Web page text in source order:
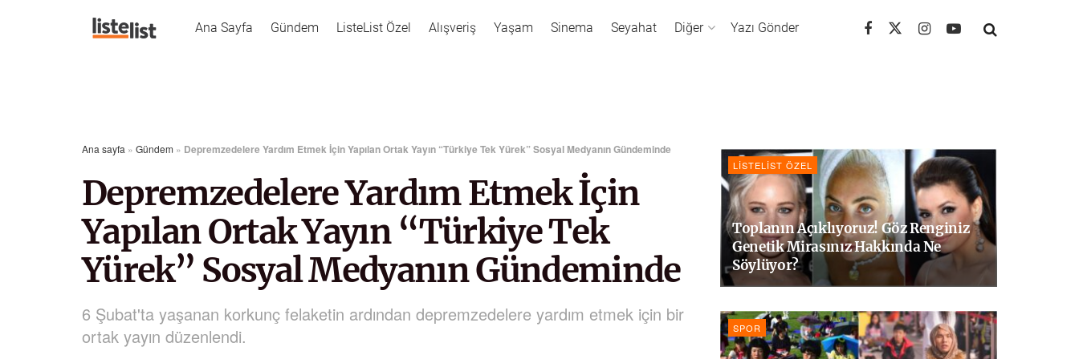
Ana Sayfa Gündem ListeList Özel Alışveriş Yaşam Sinema Seyahat Diğer Yazı Gönder
Ana sayfa » Gündem » Depremzedelere Yardım Etmek İçin Yapılan Ortak Yayın “Türkiye Tek Yürek” Sosyal Medyanın Gündeminde
Depremzedelere Yardım Etmek İçin
Yapılan Ortak Yayın “Türkiye Tek
Yürek” Sosyal Medyanın Gündeminde
6 Şubat'ta yaşanan korkunç felaketin ardından depremzedelere yardım etmek için bir
ortak yayın düzenlendi.
LISTELIST ÖZEL
Toplanın Açıklıyoruz! Göz Renginiz
Genetik Mirasınız Hakkında Ne
Söylüyor?
SPOR